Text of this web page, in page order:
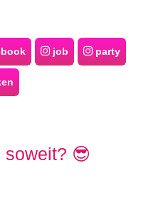
job party
😎